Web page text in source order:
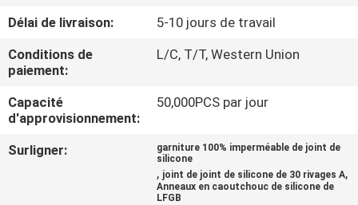
CONTACTEZ-
NOUS
NOUVELLES
DEMANDEZ
Délai de livraison:
5-10 jours de travail
Conditions de
paiement:
L/C, T/T, Western Union
Capacité
d'approvisionnement:
50,000PCS par jour
Surligner:
garniture 100% imperméable de joint de
silicone
, joint de joint de silicone de 30 rivages A,
Anneaux en caoutchouc de silicone de
LFGB